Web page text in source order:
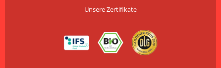
Unsere Zertifikate